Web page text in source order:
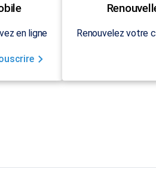
en ligne Renouvelez votre